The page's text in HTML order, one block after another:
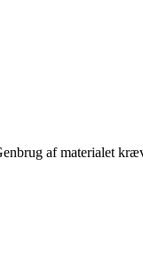
af materialet